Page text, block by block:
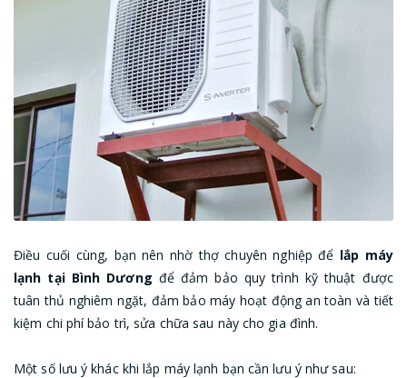
Điều cuối cùng, bạn nên nhờ thợ chuyên nghiệp để lắp máy
lạnh tại Bình Dương để đảm bảo quy trình kỹ thuật được
tuân thủ nghiêm ngặt, đảm bảo máy hoạt động an toàn và tiết
kiệm chi phí bảo trì, sửa chữa sau này cho gia đình.
Một số lưu ý khác khi lắp máy lạnh bạn cần lưu ý như sau: